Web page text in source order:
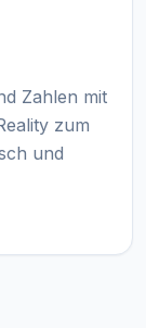
Zahlen mit
zum
und